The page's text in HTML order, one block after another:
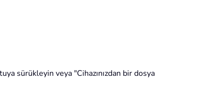
sürükleyin veya "Cihazınızdan bir dosya